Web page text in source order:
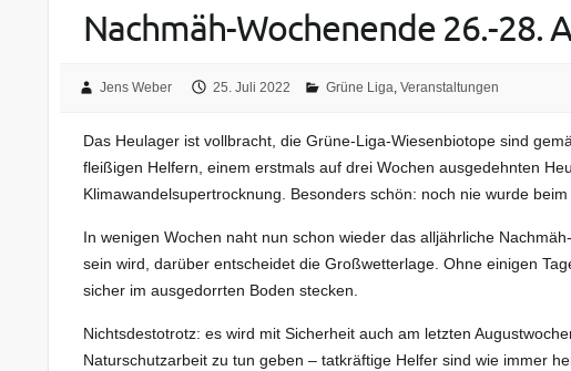
Nachmäh-Wochenende 26.-28.
Jens Weber 25. Juli 2022 Grüne Liga,Veranstaltungen
Das Heulager ist vollbracht, die Grüne-Liga-Wiesenbiotope sind
fleißigen Helfern, einem erstmals auf drei Wochen ausgedehnten
Klimawandelsupertrocknung. Besonders schön: noch nie wurde
In wenigen Wochen naht nun schon wieder das alljährliche
sein wird, darüber entscheidet die Großwetterlage. Ohne einigen
sicher im ausgedorrten Boden stecken.
Nichtsdestotrotz: es wird mit Sicherheit auch am letzten
Naturschutzarbeit zu tun geben – tatkräftige Helfer sind wie immer